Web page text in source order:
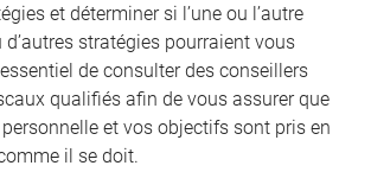
et déterminer si l’une ou l’autre
d’autres stratégies pourraient vous
de consulter des conseillers
qualifiés afin de vous assurer que
et vos objectifs sont pris en
il se doit.